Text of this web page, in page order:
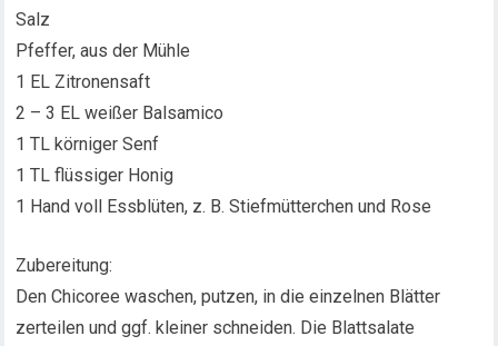
Salz
Pfeffer, aus der Mühle
1 EL Zitronensaft
2 – 3 EL weißer Balsamico
1 TL körniger Senf
1 TL flüssiger Honig
1 Hand voll Essblüten, z. B. Stiefmütterchen und Rose
Zubereitung:
Den Chicoree waschen, putzen, in die einzelnen Blätter
zerteilen und ggf. kleiner schneiden. Die Blattsalate